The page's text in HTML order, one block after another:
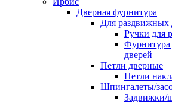
Дверная фурнитура
Для раздвижных
Ручки для
Фурнитура
дверей
Петли дверные
Петли
Шпингалеты/
Задвижки/